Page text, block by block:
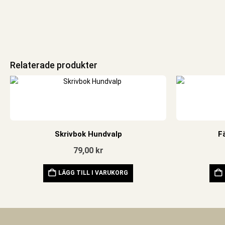
Relaterade produkter
Skrivbok Hundvalp
79,00 kr
LÄGG TILL I VARUKORG